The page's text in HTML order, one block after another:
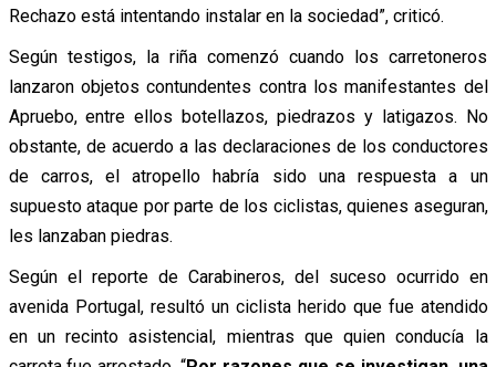
Rechazo está intentando instalar en la sociedad”, criticó.
Según testigos, la riña comenzó cuando los carretoneros
lanzaron objetos contundentes contra los manifestantes del
Apruebo, entre ellos botellazos, piedrazos y latigazos. No
obstante, de acuerdo a las declaraciones de los conductores
de carros, el atropello habría sido una respuesta a un
supuesto ataque por parte de los ciclistas, quienes aseguran,
les lanzaban piedras.
Según el reporte de Carabineros, del suceso ocurrido en
avenida Portugal, resultó un ciclista herido que fue atendido
en un recinto asistencial, mientras que quien conducía la